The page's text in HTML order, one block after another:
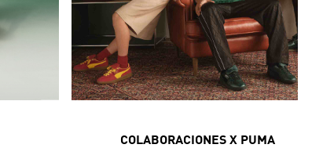
COLABORACIONES X PUMA